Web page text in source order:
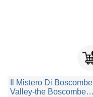
Il Mistero Di Boscombe
Valley-the Boscombe